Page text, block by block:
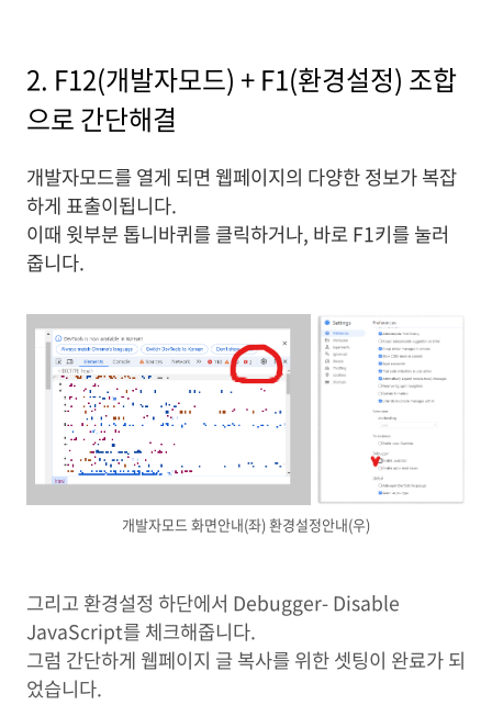
2. F12(개발자모드) + F1(환경설정) 조합
으로 간단해결
개발자모드를 열게 되면 웹페이지의 다양한 정보가 복잡
하게 표출이됩니다.
이때 윗부분 톱니바퀴를 클릭하거나, 바로 F1키를 눌러
줍니다.
개발자모드 화면안내(좌) 환경설정안내(우)
그리고 환경설정 하단에서 Debugger- Disable
JavaScript를 체크해줍니다.
그럼 간단하게 웹페이지 글 복사를 위한 셋팅이 완료가 되
었습니다.